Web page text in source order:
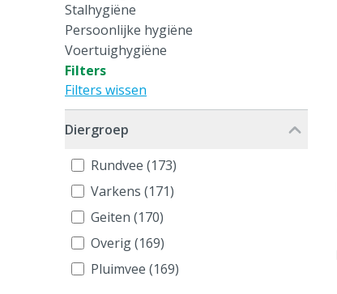
Stalhygiëne
Persoonlijke hygiëne
Voertuighygiëne
Filters
Filters wissen
Diergroep
Rundvee (173)
Varkens (171)
Geiten (170)
Overig (169)
Pluimvee (169)